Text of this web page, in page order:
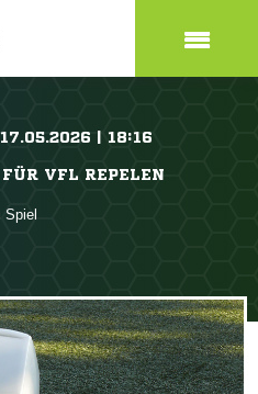
| 18:16
VFL REPELEN
Spiel